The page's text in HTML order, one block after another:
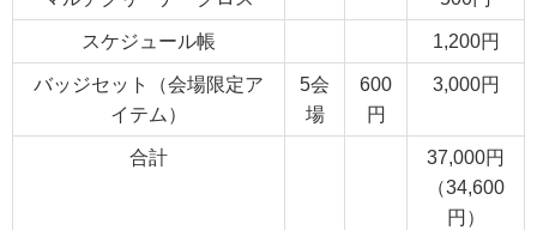
スケジュール帳 1,200円
バッジセット（会場限定ア
イテム）
5会
場
600
円
3,000円
合計
37,000円
（34,600
円）